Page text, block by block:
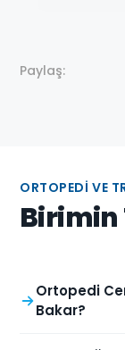
Paylaş:
ORTOPEDI VE
Birimin
Ortopedi
Bakar?